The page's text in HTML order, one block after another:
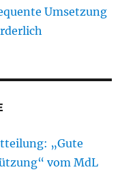
Umsetzung
„Gute
vom MdL